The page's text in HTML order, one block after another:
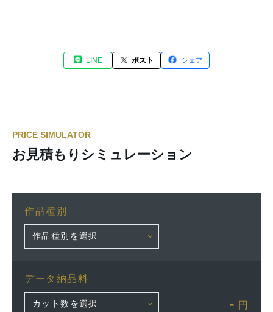
LINE ポスト シェア
PRICE SIMULATOR
お見積もりシミュレーション
作品種別
データ納品料
- 円